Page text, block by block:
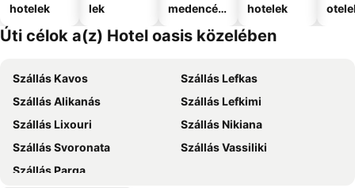
hotelek
lek
medencév
hotelek
Úti célok a(z) Hotel oasis közelében
Szállás Kavos
Szállás Lefkas
Szállás Alikanás
Szállás Lefkimi
Szállás Lixouri
Szállás Nikiana
Szállás Svoronata
Szállás Vassiliki
Szállás Parga